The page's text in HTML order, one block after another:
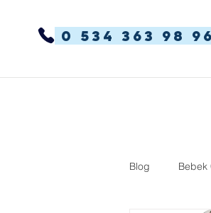
0 534 363 98 96
Blog Bebek